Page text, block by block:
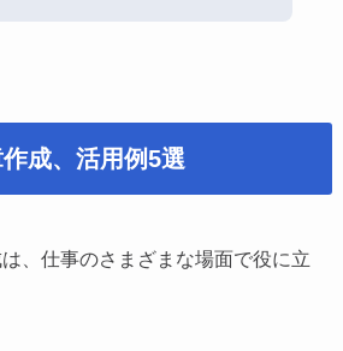
成、活用例5選
、仕事のさまざまな場面で役に立